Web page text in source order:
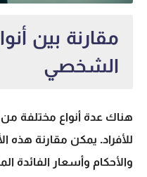
مقارنة بين
الشخصي
هناك عدة أنواع مختلفة
للأفراد. يمكن مقارنة هذه
والأحكام وأسعار الفائدة